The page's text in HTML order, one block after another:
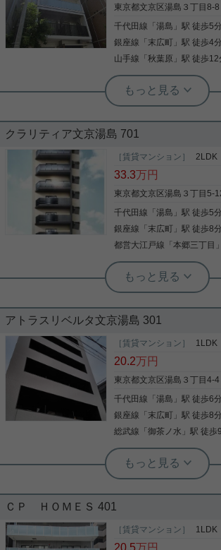
度、ご覧になってください
写真(9)
東京都文京区湯島３丁目8-8
千代田線 「湯島 」駅 徒歩5分
銀座線 「 末広町 」駅 徒歩4分
山手線 「秋葉原 」駅 徒歩12
実用春日ホーム 白山店 山田諒人
3駅3路線利用可！ペ
座線『末広町』駅徒歩4分
分 丸ノ内線『御茶ノ水』駅徒歩９分 ◇8
可能予定 気になる方は白山
ちしております！
写真(9)
クラリティア文京湯島 701
［賃貸マンション］ 2LDK
33.3万円
東京都文京区湯島３丁目5-
千代田線 「湯島 」駅 徒歩5分
銀座線 「 末広町 」駅 徒歩8分
都営大江戸線 「本郷三丁目
実用春日ホーム 本店 砂子-
★☆新築！フリーレ
東京メトロ千代田線・湯島
らに、大江戸線・本郷三丁
もご利用可能で、交通の便が良好で
室乾燥機が標準装備されて
合わせください！
アトラスリベルタ文京湯島 301
［賃貸マンション］ 1LDK
20.2万円
東京都文京区湯島３丁目4-4
千代田線 「湯島 」駅 徒歩6分
銀座線 「 末広町 」駅 徒歩8分
総武線 「御茶ノ水 」駅 徒歩
実用春日ホーム 本店 スタッフ島倉
閑静な住宅街・クオ
様々な設備やサービスが揃
室内設備は浴室乾燥機・洗
ＣＰ ＨＯＭＥＳ 401
［賃貸マンション］ 1LDK